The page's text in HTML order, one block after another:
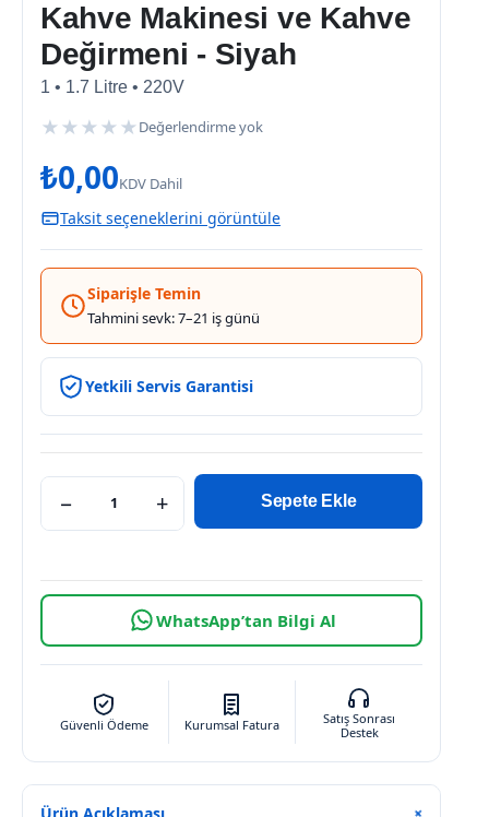
Kahve Makinesi ve Kahve
Değirmeni - Siyah
1 • 1.7 Litre • 220V
★ ★ ★ ★ ★ Değerlendirme yok
₺0,00KDV Dahil
Taksit seçeneklerini görüntüle
Siparişle Temin
Tahmini sevk: 7–21 iş günü
Yetkili Servis Garantisi
− + Sepete Ekle
WhatsApp’tan Bilgi Al
Güvenli Ödeme Kurumsal Fatura
Satış Sonrası
Destek
Ürün Açıklaması